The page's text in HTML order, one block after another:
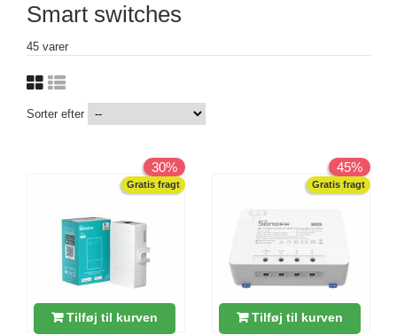
Smart switches
45 varer
Sorter efter
30%
Gratis fragt
Tilføj til kurven
45%
Gratis fragt
Tilføj til kurven